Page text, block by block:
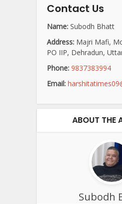
Contact Us
Name: Subodh Bhatt
Address: Majri Mafi,
PO IIP, Dehradun,
Phone: 9837383994
Email:
ABOUT THE
Subodh